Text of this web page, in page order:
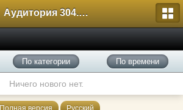
Аудитория 304. История России
По категории По времени
Ничего нового нет.
Полная версия Русский